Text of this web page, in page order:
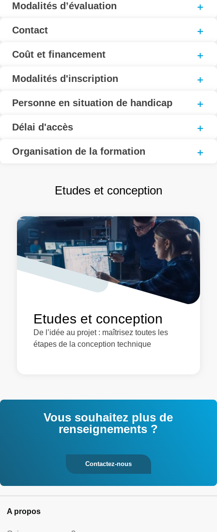
Modalités d’évaluation
Contact
Coût et financement
Modalités d'inscription
Personne en situation de handicap
Délai d'accès
Organisation de la formation
Etudes et conception
Etudes et conception
De l’idée au projet : maîtrisez toutes les
étapes de la conception technique
Vous souhaitez plus de
renseignements ?
Contactez-nous
A propos